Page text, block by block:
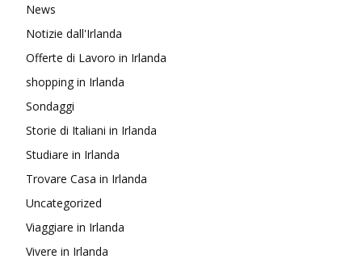
News
Notizie dall'Irlanda
Offerte di Lavoro in Irlanda
shopping in Irlanda
Sondaggi
Storie di Italiani in Irlanda
Studiare in Irlanda
Trovare Casa in Irlanda
Uncategorized
Viaggiare in Irlanda
Vivere in Irlanda